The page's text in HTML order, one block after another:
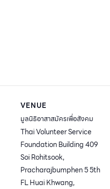
VENUE
มูลนิธิอาสาสมัครเพื่อสังคม
Thai Volunteer Service
Foundation Building 409
Soi Rohitsook,
Pracharajbumphen 5 5th
FL Huai Khwang,